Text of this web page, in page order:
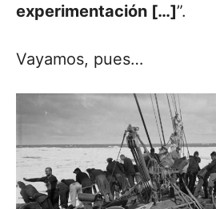
experimentación […]”.
Vayamos, pues…